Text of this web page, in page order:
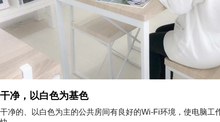
干净，以白色为基色
干净的、以白色为主的公共房间有良好的Wi-Fi环境，使电脑工